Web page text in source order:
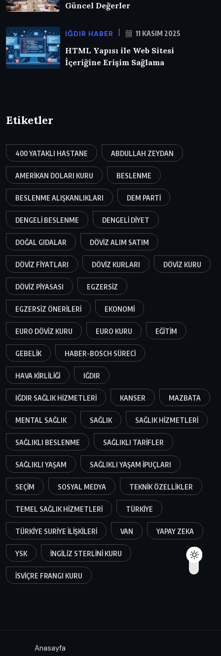
Güncel Değerler
IĞDIR HABER 11 KASIM 2025
HTML Yapısı ile Web Sitesi
İçeriğine Erişim Sağlama
Etiketler
400 YATAKLI HASTANE ABDULLAH ZEYDAN
AMERIKAN DOLARI KURU BESLENME
BESLENME ALIŞKANLIKLARI DEM PARTI
DENGELI BESLENME DENGELI DIYET
DOĞAL GIDALAR DÖVIZ ALIM SATIM
DÖVIZ FIYATLARI DÖVIZ KURLARI DÖVIZ KURU
DÖVIZ PIYASASI EGZERSIZ
EGZERSIZ ÖNERILERI EKONOMI
EURO DÖVIZ KURU EURO KURU EĞITIM
GEBELIK HABER-BOSCH SÜRECI
HAVA KIRLILIĞI IĞDIR
IĞDIR SAĞLIK HIZMETLERI KANSER MAZBATA
MENTAL SAĞLIK SAĞLIK SAĞLIK HIZMETLERI
SAĞLIKLI BESLENME SAĞLIKLI TARIFLER
SAĞLIKLI YAŞAM SAĞLIKLI YAŞAM IPUÇLARI
SEÇIM SOSYAL MEDYA TEKNIK ÖZELLIKLER
TEMEL SAĞLIK HIZMETLERI TÜRKIYE
TÜRKIYE SURIYE ILIŞKILERI VAN YAPAY ZEKA
YSK İNGILIZ STERLINI KURU
İSVIÇRE FRANGI KURU
Anasayfa